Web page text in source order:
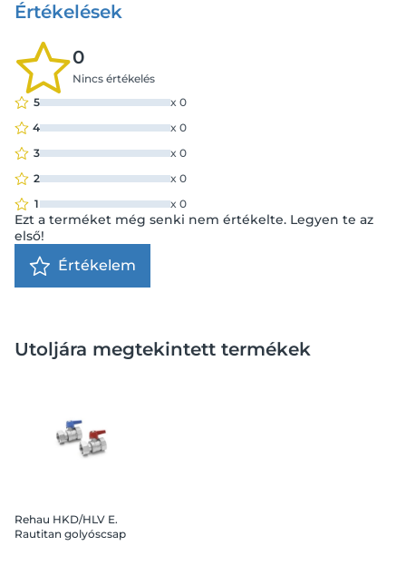
Értékelések
0
Nincs értékelés
5
x 0
4
x 0
3
x 0
2
x 0
1
x 0
Ezt a terméket még senki nem értékelte. Legyen te az
első!
Értékelem
Utoljára megtekintett termékek
Rehau HKD/HLV E.
Rautitan golyóscsap